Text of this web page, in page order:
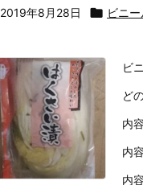
2019年8月28日  ビニ
ビ
ど
内
内
内